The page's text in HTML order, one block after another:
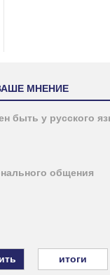
МНЕНИЕ
быть у русского
общения
итоги